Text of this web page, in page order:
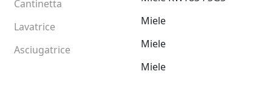
Cantinetta
Lavatrice
Asciugatrice
Miele
Miele
Miele